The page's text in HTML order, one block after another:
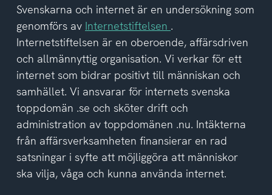
del
av
integritetspolicyn
Svenskarna och internet är en undersökning som
genomförs av Internetstiftelsen .
Internetstiftelsen är en oberoende, affärsdriven
och allmännyttig organisation. Vi verkar för ett
internet som bidrar positivt till människan och
samhället. Vi ansvarar för internets svenska
toppdomän .se och sköter drift och
administration av toppdomänen .nu. Intäkterna
från affärsverksamheten finansierar en rad
satsningar i syfte att möjliggöra att människor
ska vilja, våga och kunna använda internet.